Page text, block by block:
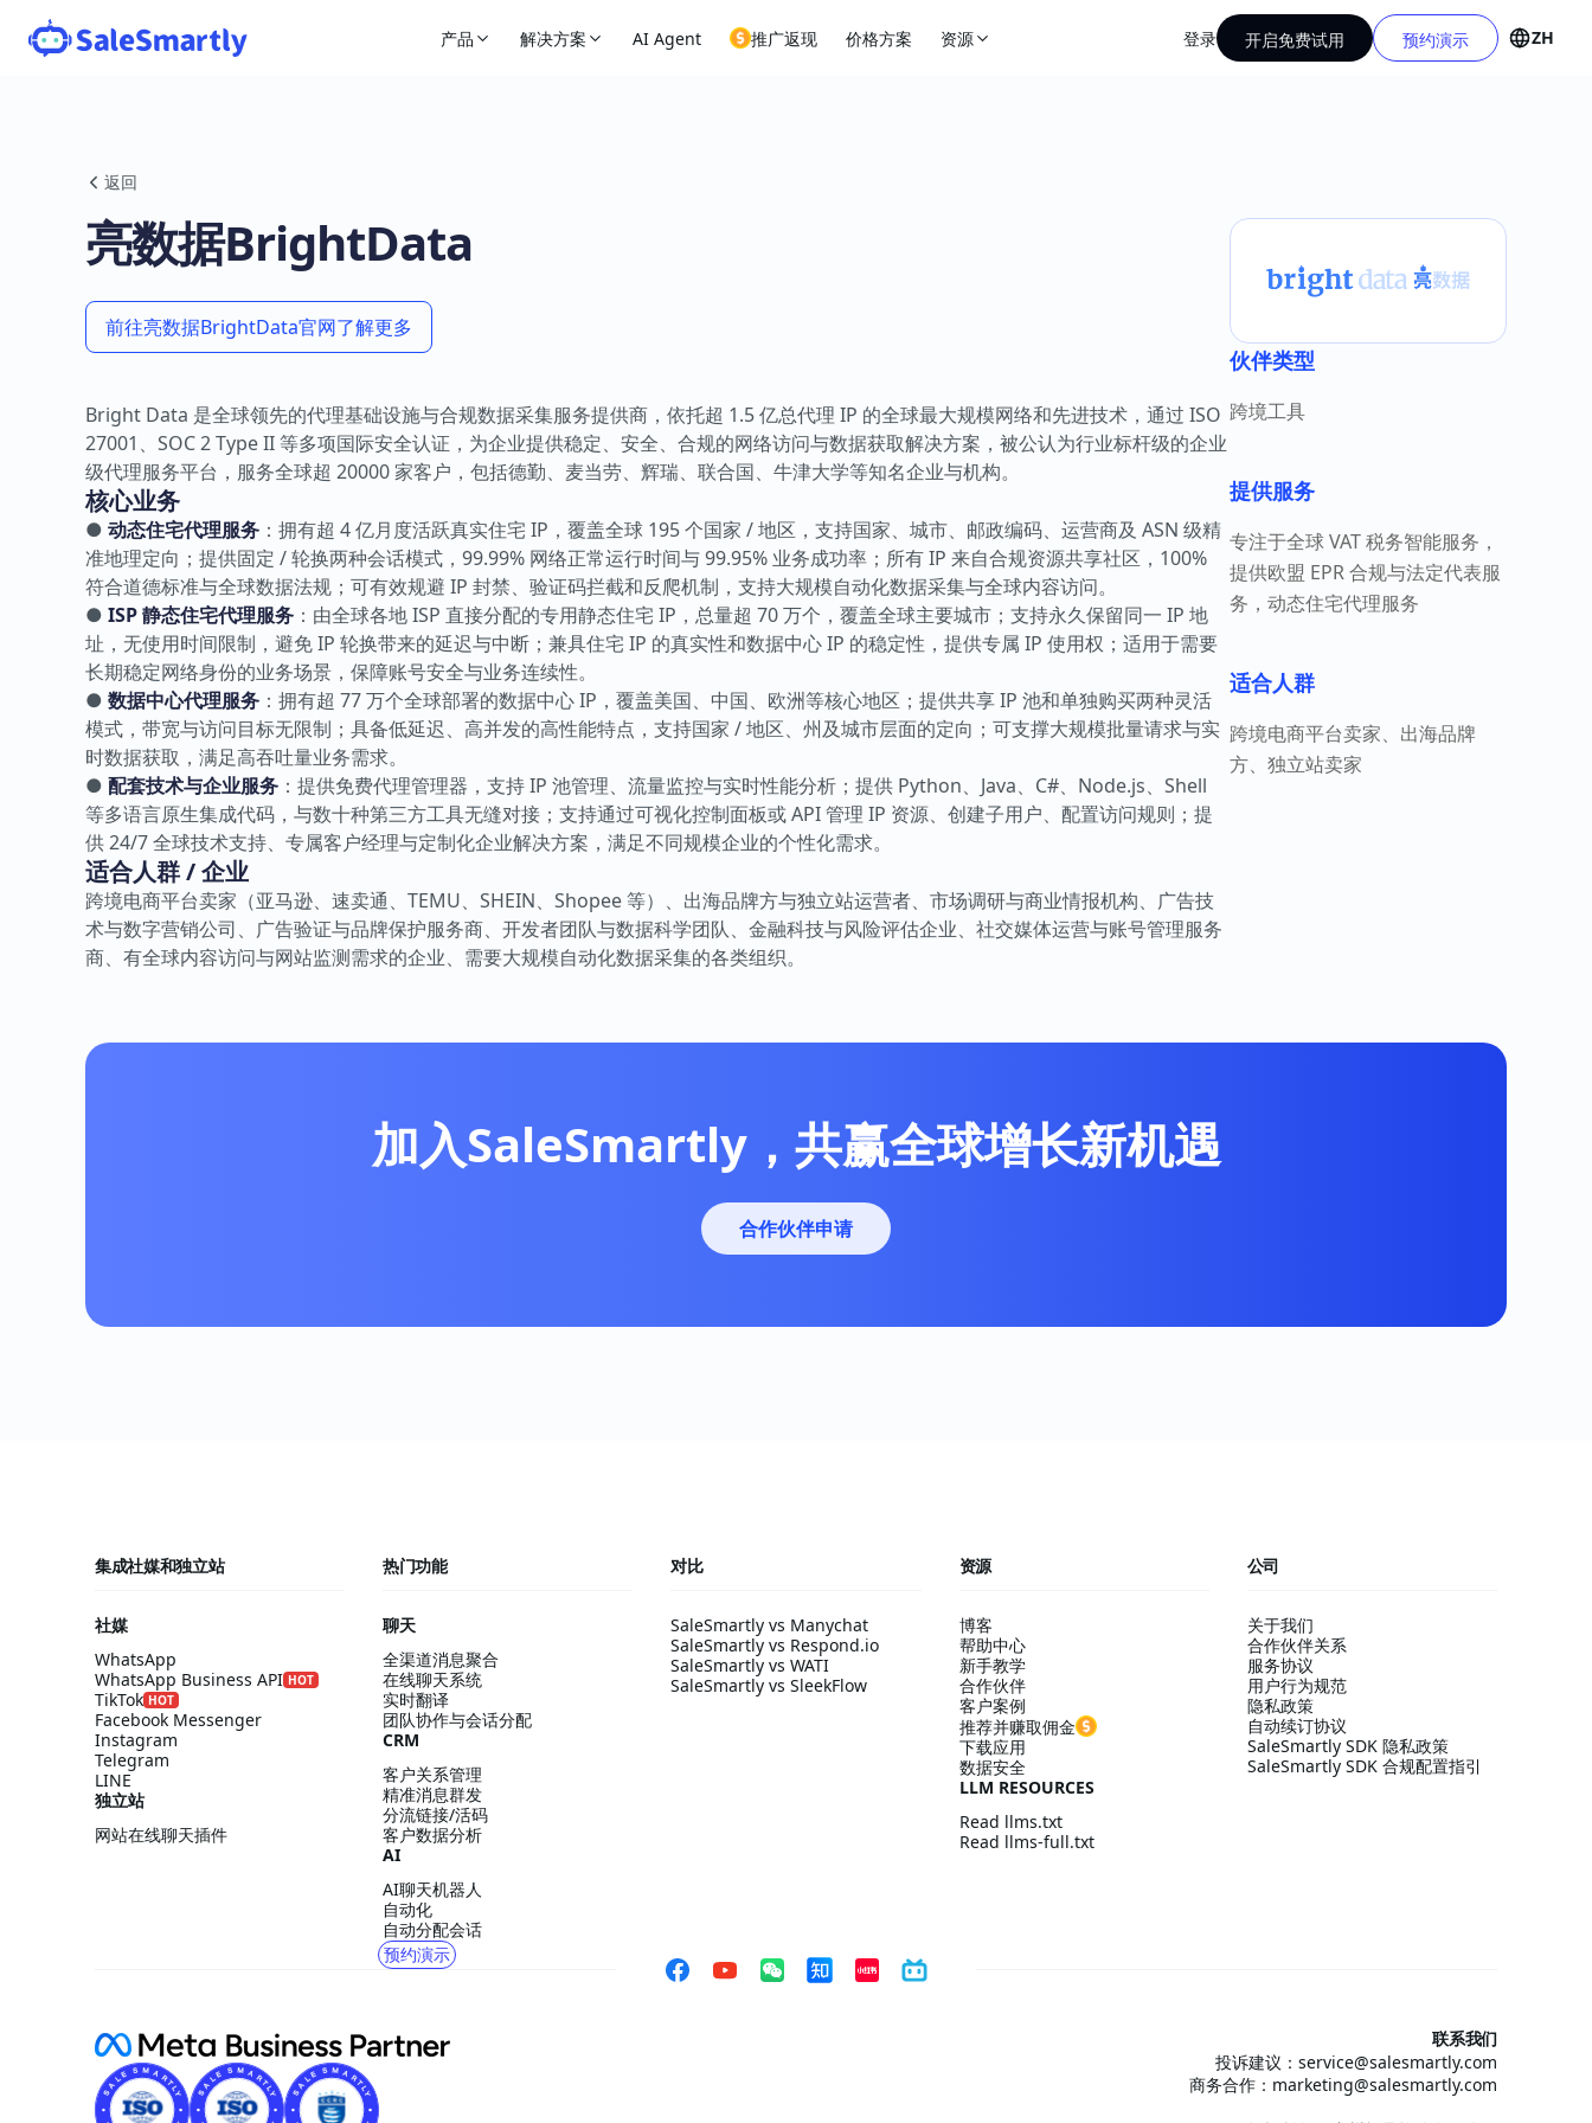
产品 解决方案 AI Agent 推广返现 价格方案 资源 登录 开启免费试用 预约演示 ZH
返回
亮数据BrightData
前往亮数据BrightData官网了解更多
Bright Data 是全球领先的代理基础设施与合规数据采集服务提供商，依托超 1.5 亿总代理 IP 的全球最大规模网络和先进技术，通过 ISO
27001、SOC 2 Type II 等多项国际安全认证，为企业提供稳定、安全、合规的网络访问与数据获取解决方案，被公认为行业标杆级的企业
级代理服务平台，服务全球超 20000 家客户，包括德勤、麦当劳、辉瑞、联合国、牛津大学等知名企业与机构。
核心业务
● 动态住宅代理服务 ：拥有超 4 亿月度活跃真实住宅 IP，覆盖全球 195 个国家 / 地区，支持国家、城市、邮政编码、运营商及 ASN 级精
准地理定向；提供固定 / 轮换两种会话模式，99.99% 网络正常运行时间与 99.95% 业务成功率；所有 IP 来自合规资源共享社区，100%
符合道德标准与全球数据法规；可有效规避 IP 封禁、验证码拦截和反爬机制，支持大规模自动化数据采集与全球内容访问。
● ISP 静态住宅代理服务 ：由全球各地 ISP 直接分配的专用静态住宅 IP，总量超 70 万个，覆盖全球主要城市；支持永久保留同一 IP 地
址，无使用时间限制，避免 IP 轮换带来的延迟与中断；兼具住宅 IP 的真实性和数据中心 IP 的稳定性，提供专属 IP 使用权；适用于需要
长期稳定网络身份的业务场景，保障账号安全与业务连续性。
● 数据中心代理服务 ：拥有超 77 万个全球部署的数据中心 IP，覆盖美国、中国、欧洲等核心地区；提供共享 IP 池和单独购买两种灵活
模式，带宽与访问目标无限制；具备低延迟、高并发的高性能特点，支持国家 / 地区、州及城市层面的定向；可支撑大规模批量请求与实
时数据获取，满足高吞吐量业务需求。
● 配套技术与企业服务 ：提供免费代理管理器，支持 IP 池管理、流量监控与实时性能分析；提供 Python、Java、C#、Node.js、Shell
等多语言原生集成代码，与数十种第三方工具无缝对接；支持通过可视化控制面板或 API 管理 IP 资源、创建子用户、配置访问规则；提
供 24/7 全球技术支持、专属客户经理与定制化企业解决方案，满足不同规模企业的个性化需求。
适合人群 / 企业
跨境电商平台卖家（亚马逊、速卖通、TEMU、SHEIN、Shopee 等）、出海品牌方与独立站运营者、市场调研与商业情报机构、广告技
术与数字营销公司、广告验证与品牌保护服务商、开发者团队与数据科学团队、金融科技与风险评估企业、社交媒体运营与账号管理服务
商、有全球内容访问与网站监测需求的企业、需要大规模自动化数据采集的各类组织。
伙伴类型
跨境工具
提供服务
专注于全球 VAT 税务智能服务，
提供欧盟 EPR 合规与法定代表服
务，动态住宅代理服务
适合人群
跨境电商平台卖家、出海品牌
方、独立站卖家
加入SaleSmartly，共赢全球增长新机遇
合作伙伴申请
集成社媒和独立站
社媒
WhatsApp
WhatsApp Business API HOT
TikTok HOT
Facebook Messenger
Instagram
Telegram
LINE
独立站
网站在线聊天插件
热门功能
聊天
全渠道消息聚合
在线聊天系统
实时翻译
团队协作与会话分配
CRM
客户关系管理
精准消息群发
分流链接/活码
客户数据分析
AI
AI聊天机器人
自动化
自动分配会话
预约演示
对比
SaleSmartly vs Manychat
SaleSmartly vs Respond.io
SaleSmartly vs WATI
SaleSmartly vs SleekFlow
资源
博客
帮助中心
新手教学
合作伙伴
客户案例
推荐并赚取佣金
下载应用
数据安全
LLM RESOURCES
Read llms.txt
Read llms-full.txt
公司
关于我们
合作伙伴关系
服务协议
用户行为规范
隐私政策
自动续订协议
SaleSmartly SDK 隐私政策
SaleSmartly SDK 合规配置指引
联系我们
投诉建议：service@salesmartly.com
商务合作：marketing@salesmartly.com